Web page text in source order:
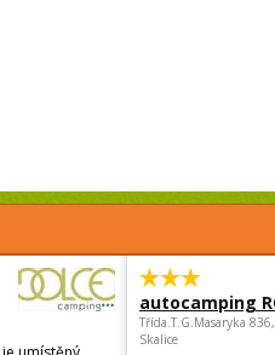
autocamping
Třída.T.G.Masaryka
Skalice